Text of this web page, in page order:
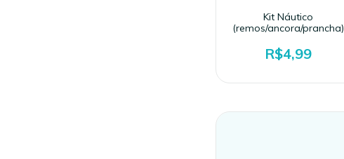
Kit Náutico
(remos/ancora/prancha)
R$4,99